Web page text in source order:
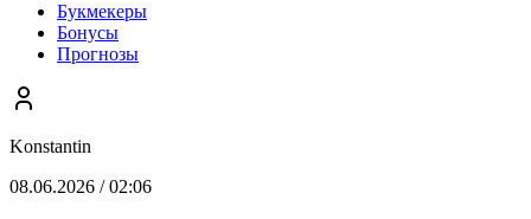
Букмекеры
Бонусы
Прогнозы
Konstantin
08.06.2026 / 02:06